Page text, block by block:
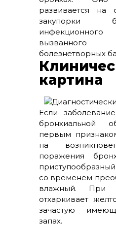
развивается
закупорки
вызванного
болезнетворных
картина
Если
бронхиальной
первым
на
поражения
со временем
влажный. При
отхаркивает
зачастую
запах.